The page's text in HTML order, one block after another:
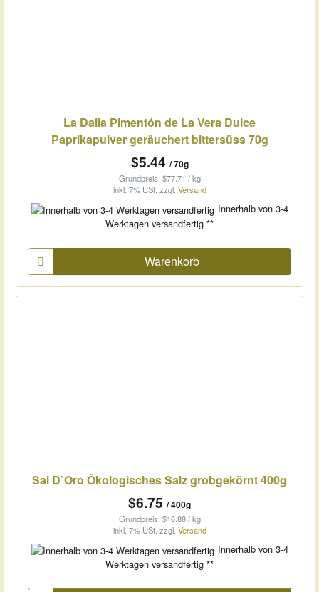
La Dalia Pimentón de La Vera Dulce
Paprikapulver geräuchert bittersüss 70g
$5.44 / 70g
Grundpreis: $77.71 / kg
inkl. 7% USt. zzgl. Versand
Innerhalb von 3-4
Werktagen versandfertig **
Warenkorb
Sal D`Oro Ökologisches Salz grobgekörnt 400g
$6.75 / 400g
Grundpreis: $16.88 / kg
inkl. 7% USt. zzgl. Versand
Innerhalb von 3-4
Werktagen versandfertig **